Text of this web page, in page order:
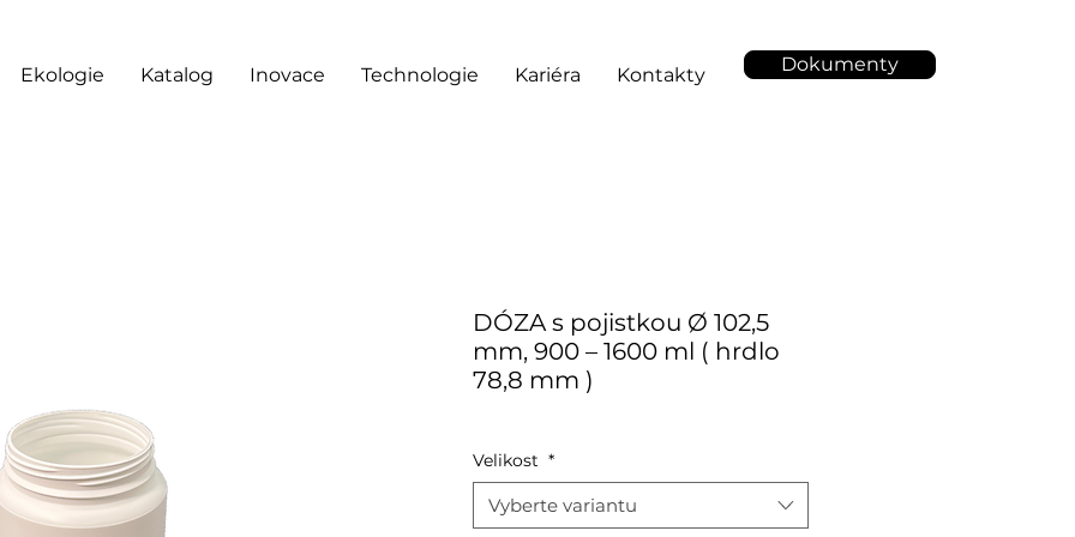
Ekologie Katalog Inovace Technologie Kariéra Kontakty Dokumenty
DÓZA s pojistkou Ø 102,5
mm, 900 – 1600 ml ( hrdlo
78,8 mm )
Velikost *
Vyberte variantu